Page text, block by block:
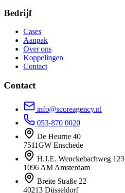
Bedrijf
Cases
Aanpak
Over ons
Koppelingen
Contact
Contact
info@scoreagency.nl
053-870 0020
De Heurne 40
7511GW Enschede
H.J.E. Wenckebachweg 123
1096 AM Amsterdam
Breite Straße 22
40213 Düsseldorf